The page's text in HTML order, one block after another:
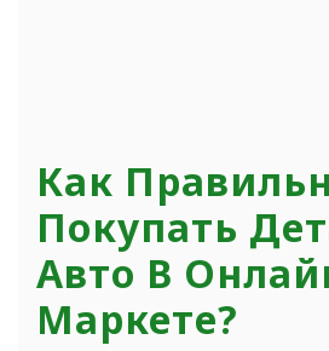
Как
Покупать
Авто В
Маркете?